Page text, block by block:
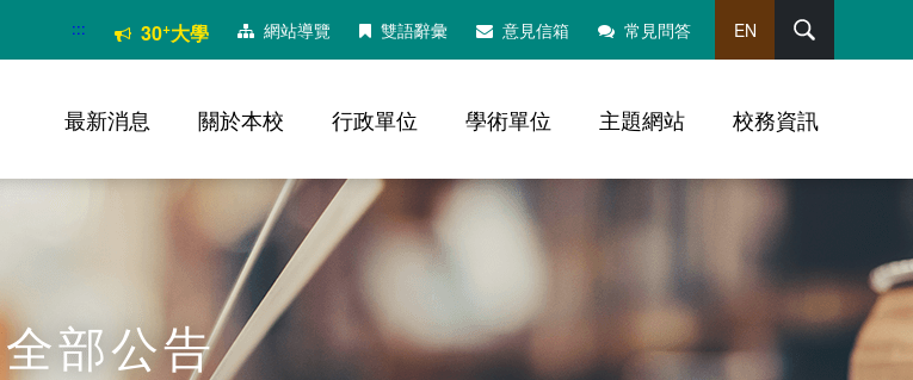
::: 30+大學 網站導覽 雙語辭彙 意見信箱 常見問答 EN
最新消息 關於本校 行政單位 學術單位 主題網站 校務資訊
全部公告